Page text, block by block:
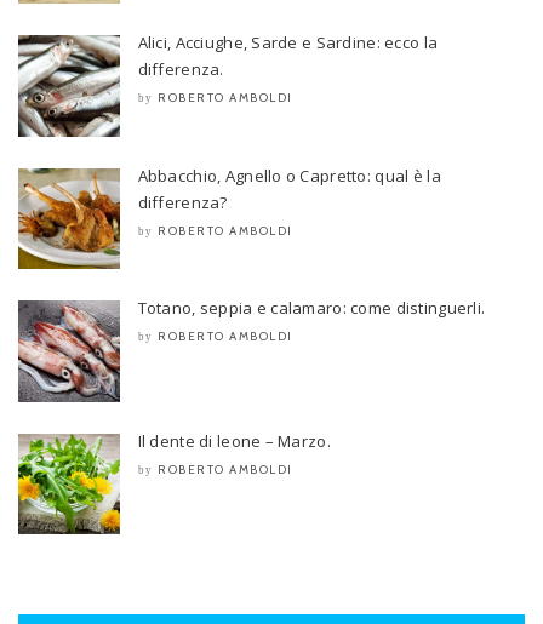
Alici, Acciughe, Sarde e Sardine: ecco la
differenza.
by ROBERTO AMBOLDI
Abbacchio, Agnello o Capretto: qual è la
differenza?
by ROBERTO AMBOLDI
Totano, seppia e calamaro: come distinguerli.
by ROBERTO AMBOLDI
Il dente di leone – Marzo.
by ROBERTO AMBOLDI